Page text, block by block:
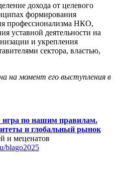
дохода от целевого
формирования
профессионализма НКО,
уставной деятельности на
и укрепления
сектора, властью,
на момент его выступления в
игра по нашим правилам.
и глобальный рынок
и меценатов
blago2025